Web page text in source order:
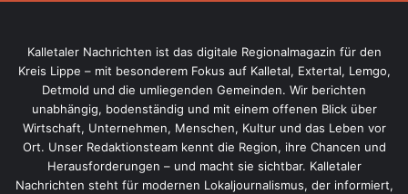
Kalletaler Nachrichten ist das digitale Regionalmagazin für den
Kreis Lippe – mit besonderem Fokus auf Kalletal, Extertal, Lemgo,
Detmold und die umliegenden Gemeinden. Wir berichten
unabhängig, bodenständig und mit einem offenen Blick über
Wirtschaft, Unternehmen, Menschen, Kultur und das Leben vor
Ort. Unser Redaktionsteam kennt die Region, ihre Chancen und
Herausforderungen – und macht sie sichtbar. Kalletaler
Nachrichten steht für modernen Lokaljournalismus, der informiert,